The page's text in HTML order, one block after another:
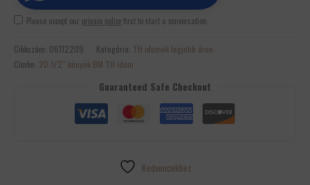
Please accept our privacy policyfirst to start a conversation.
Cikkszám: 06112209 Kategória: TH idomok legjobb áron
Címke: 20-1/2″ könyök BM TH idom
Guaranteed Safe Checkout
Kedvencekhez